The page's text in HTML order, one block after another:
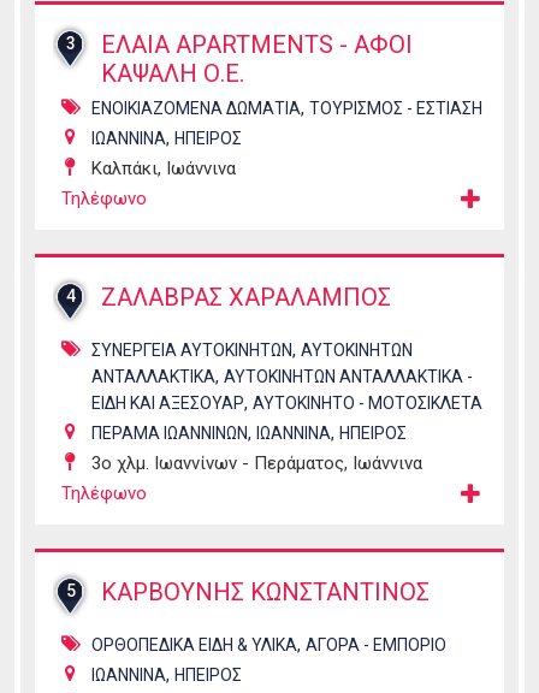
3
ΕΛΑΙΑ APARTMENTS - ΑΦΟΙ
ΚΑΨΑΛΗ Ο.Ε.
ΕΝΟΙΚΙΑΖΟΜΕΝΑ ΔΩΜΑΤΙΑ, ΤΟΥΡΙΣΜΟΣ - ΕΣΤΙΑΣΗ
ΙΩΑΝΝΙΝΑ, ΗΠΕΙΡΟΣ
Καλπάκι, Ιωάννινα
Τηλέφωνο
4 ΖΑΛΑΒΡΑΣ ΧΑΡΑΛΑΜΠΟΣ
ΣΥΝΕΡΓΕΙΑ ΑΥΤΟΚΙΝΗΤΩΝ, ΑΥΤΟΚΙΝΗΤΩΝ
ΑΝΤΑΛΛΑΚΤΙΚΑ, ΑΥΤΟΚΙΝΗΤΩΝ ΑΝΤΑΛΛΑΚΤΙΚΑ -
ΕΙΔΗ ΚΑΙ ΑΞΕΣΟΥΑΡ, ΑΥΤΟΚΙΝΗΤΟ - ΜΟΤΟΣΙΚΛΕΤΑ
ΠΕΡΑΜΑ ΙΩΑΝΝΙΝΩΝ, ΙΩΑΝΝΙΝΑ, ΗΠΕΙΡΟΣ
3ο χλμ. Ιωαννίνων - Περάματος, Ιωάννινα
Τηλέφωνο
5 ΚΑΡΒΟΥΝΗΣ ΚΩΝΣΤΑΝΤΙΝΟΣ
ΟΡΘΟΠΕΔΙΚΑ ΕΙΔΗ & ΥΛΙΚΑ, ΑΓΟΡΑ - ΕΜΠΟΡΙΟ
ΙΩΑΝΝΙΝΑ, ΗΠΕΙΡΟΣ